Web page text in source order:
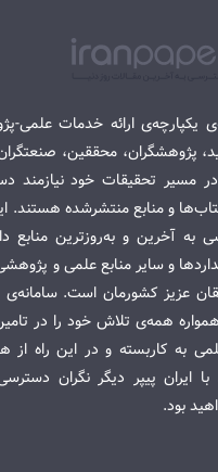
یکپارچه‌ی ارائه خدمات علمی-
پژوهشگران، محققین،
مسیر تحقیقات خود نیازمند
و منابع منتشرشده هستند.
به آخرین و به‌روزترین منابع
و سایر منابع علمی و
عزیز کشورمان است. سامانه‌ی
همواره همه‌ی تلاش خود را در
به کاربسته و در این راه از
با ایران پیپر دیگر نگران
بود.